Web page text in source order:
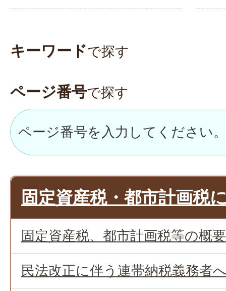
キーワードで探す
ページ番号で探す
固定資産税・都市計画税
固定資産税、都市計画税等の概
民法改正に伴う連帯納税義務者